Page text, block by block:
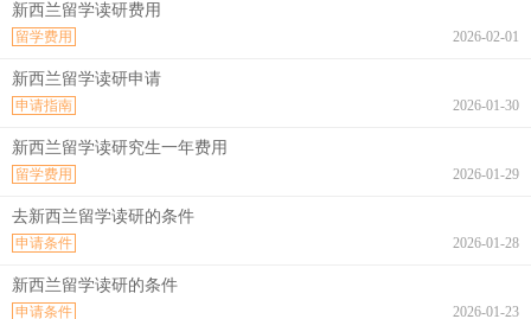
新西兰留学读研费用
2026-02-01
留学费用
新西兰留学读研申请
2026-01-30
申请指南
新西兰留学读研究生一年费用
2026-01-29
留学费用
去新西兰留学读研的条件
2026-01-28
申请条件
新西兰留学读研的条件
2026-01-23
申请条件